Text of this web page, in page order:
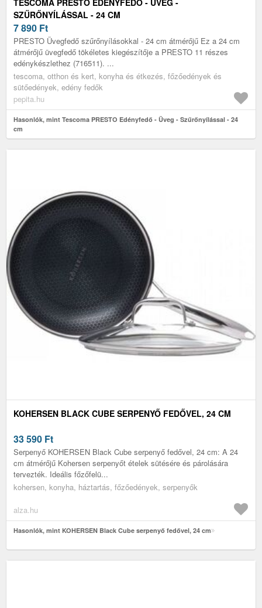
SZŰRŐNYÍLÁSSAL - 24 CM
7 890 Ft
PRESTO Üvegfedő szűrőnyílásokkal - 24 cm átmérőjű Ez a 24 cm
átmérőjű üvegfedő tökéletes kiegészítője a PRESTO 11 részes
edénykészlethez (716511). ...
tescoma, otthon és kert, konyha és étkezés, főzőedények és
sütőedények, edény fedők
pepita.hu
Hasonlók, mint Tescoma PRESTO Edényfedő - Üveg - Szűrőnyílással - 24
cm
KOHERSEN BLACK CUBE SERPENYŐ FEDŐVEL, 24 CM
33 590 Ft
Serpenyő KOHERSEN Black Cube serpenyő fedővel, 24 cm: A 24
cm átmérőjű Kohersen serpenyőt ételek sütésére és párolására
tervezték. Ideális főzőfelü...
kohersen, konyha, háztartás, főzőedények, serpenyők
alza.hu
Hasonlók, mint KOHERSEN Black Cube serpenyő fedővel, 24 cm